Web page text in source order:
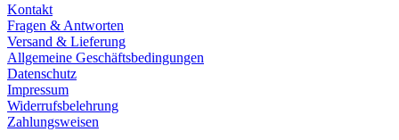
Kontakt
Fragen & Antworten
Versand & Lieferung
Allgemeine Geschäftsbedingungen
Datenschutz
Impressum
Widerrufsbelehrung
Zahlungsweisen